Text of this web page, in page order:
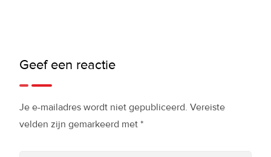
Geef een reactie
Je e-mailadres wordt niet gepubliceerd. Vereiste
velden zijn gemarkeerd met *